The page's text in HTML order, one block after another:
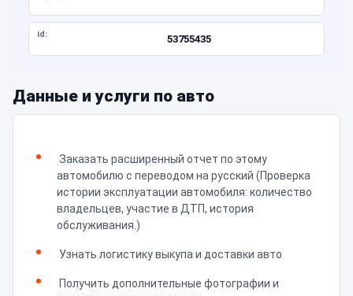
id: 53755435
Данные и услуги по авто
Заказать расширенный отчет по этому
автомобилю с переводом на русский (Проверка
истории эксплуатации автомобиля: количество
владельцев, участие в ДТП, история
обслуживания.)
Узнать логистику выкупа и доставки авто
Получить дополнительные фотографии и